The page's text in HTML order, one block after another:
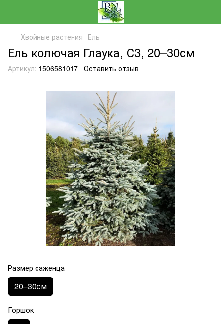
Хвойные растения Ель
Ель колючая Глаука, С3, 20–30см
Артикул: 1506581017 Оставить отзыв
Размер саженца
20–30см
Горшок